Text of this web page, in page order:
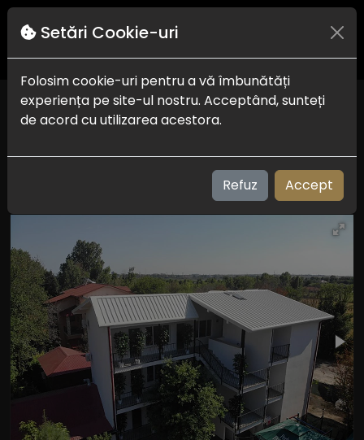
Vila Suzana
Plaja: 700 m
16:00-23:30 - 5:00-11:00
Setări Cookie-uri
Folosim cookie-uri pentru a vă îmbunătăți
experiența pe site-ul nostru. Acceptând, sunteți
de acord cu utilizarea acestora.
Refuz Accept